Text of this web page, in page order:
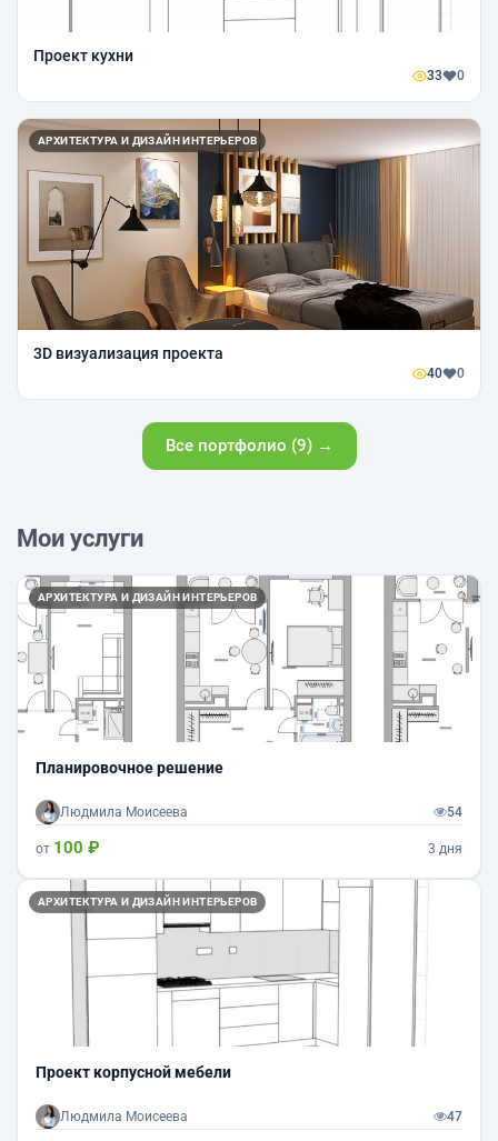
Проект кухни
33 0
АРХИТЕКТУРА И ДИЗАЙН ИНТЕРЬЕРОВ
3D визуализация проекта
40 0
Все портфолио (9) →
Мои услуги
АРХИТЕКТУРА И ДИЗАЙН ИНТЕРЬЕРОВ
Планировочное решение
Людмила Моисеева 54
от 100 ₽ 3 дня
АРХИТЕКТУРА И ДИЗАЙН ИНТЕРЬЕРОВ
Проект корпусной мебели
Людмила Моисеева 47